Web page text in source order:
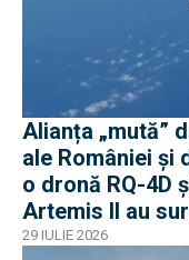
Alianța „mută”
ale României și
o dronă RQ-4D
Artemis II au
29 IULIE 2026